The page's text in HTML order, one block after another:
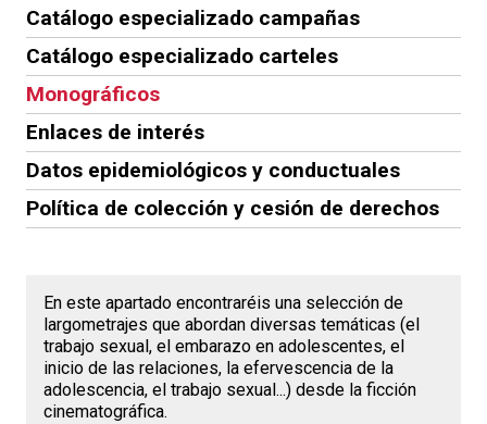
Catálogo especializado campañas
Catálogo especializado carteles
Monográficos
Enlaces de interés
Datos epidemiológicos y conductuales
Política de colección y cesión de derechos
En este apartado encontraréis una selección de
largometrajes que abordan diversas temáticas (el
trabajo sexual, el embarazo en adolescentes, el
inicio de las relaciones, la efervescencia de la
adolescencia, el trabajo sexual...) desde la ficción
cinematográfica.